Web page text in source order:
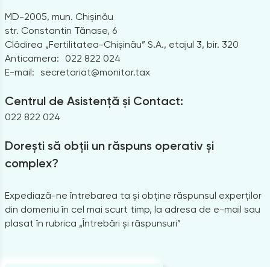
MD-2005, mun. Chișinău
str. Constantin Tănase, 6
Clădirea „Fertilitatea-Chișinău” S.A., etajul 3, bir. 320
Anticamera:
022 822 024
E-mail: secretariat@monitor.tax
Centrul de Asistență și Contact:
022 822 024
Dorești să obții un răspuns operativ și
complex?
Expediază-ne întrebarea ta și obține răspunsul experților
din domeniu în cel mai scurt timp, la adresa de e-mail sau
plasat în rubrica „Întrebări și răspunsuri”